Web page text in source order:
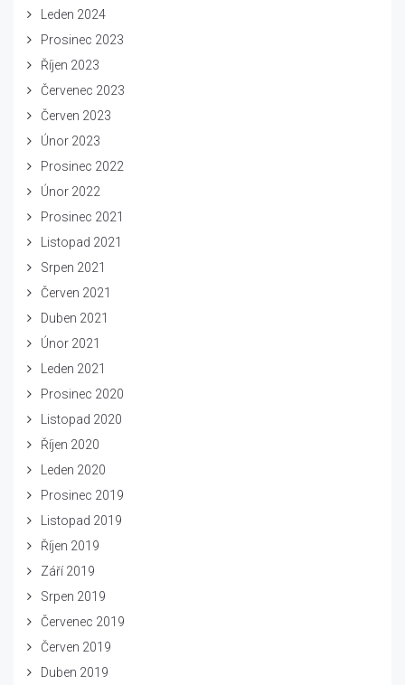
Leden 2024
Prosinec 2023
Říjen 2023
Červenec 2023
Červen 2023
Únor 2023
Prosinec 2022
Únor 2022
Prosinec 2021
Listopad 2021
Srpen 2021
Červen 2021
Duben 2021
Únor 2021
Leden 2021
Prosinec 2020
Listopad 2020
Říjen 2020
Leden 2020
Prosinec 2019
Listopad 2019
Říjen 2019
Září 2019
Srpen 2019
Červenec 2019
Červen 2019
Duben 2019